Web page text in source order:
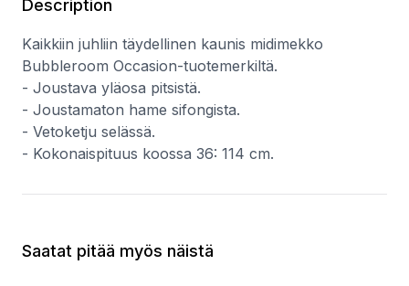
Description
Kaikkiin juhliin täydellinen kaunis midimekko
Bubbleroom Occasion-tuotemerkiltä.
- Joustava yläosa pitsistä.
- Joustamaton hame sifongista.
- Vetoketju selässä.
- Kokonaispituus koossa 36: 114 cm.
Saatat pitää myös näistä